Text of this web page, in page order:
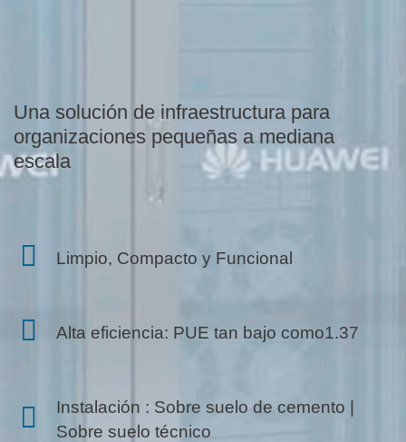
Una solución de infraestructura para
organizaciones pequeñas a mediana
escala
Limpio, Compacto y Funcional
Alta eficiencia: PUE tan bajo como1.37
Instalación : Sobre suelo de cemento |
Sobre suelo técnico